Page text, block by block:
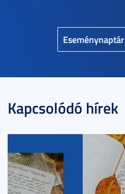
Eseménynaptár
Kapcsolódó hírek